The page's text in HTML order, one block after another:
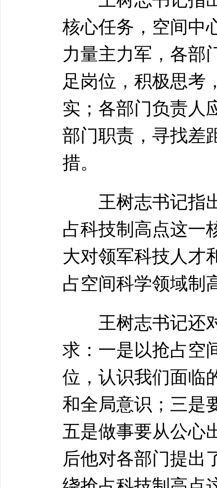
核心任务，空间中
力量主力军，各部
足岗位，积极思考
实；各部门负责人
部门职责，寻找差
措。
王树志书记指出
占科技制高点这一
大对领军科技人才
占空间科学领域制
王树志书记还对
求：一是以抢占空
位，认识我们面临
和全局意识；三是
五是做事要从公心
后他对各部门提出